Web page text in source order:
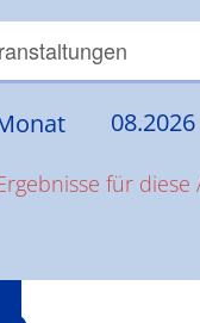
für
08.2026